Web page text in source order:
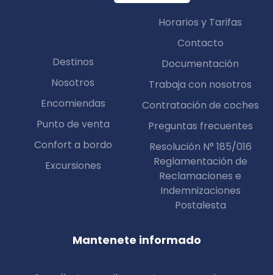
Destinos
Nosotros
Encomiendas
Punto de venta
Confort a bordo
Excursiones
Horarios y Tarifas
Contacto
Documentación
Trabaja con nosotros
Contratación de coches
Preguntas frecuentes
Resolución N° 185/016
Reglamentación de
Reclamaciones e
Indemnizaciones
Postalesta
Mantenete informado